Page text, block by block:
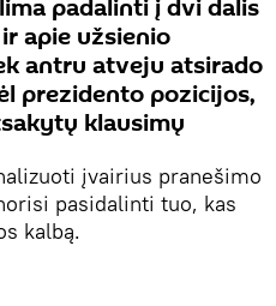
padalinti į dvi dalis
apie užsienio
antru atveju atsirado
prezidento pozicijos,
klausimų
įvairius pranešimo
pasidalinti tuo, kas
kalbą.